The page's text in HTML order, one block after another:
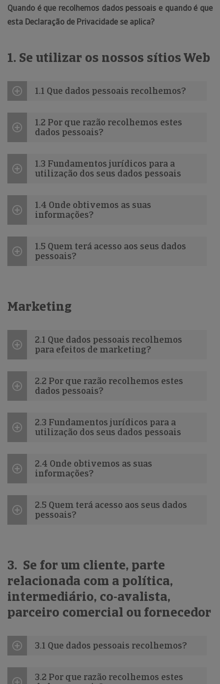
Quando é que recolhemos dados pessoais e quando é que
esta Declaração de Privacidade se aplica?
1. Se utilizar os nossos sítios Web
1.1 Que dados pessoais recolhemos?
1.2 Por que razão recolhemos estes
dados pessoais?
1.3 Fundamentos jurídicos para a
utilização dos seus dados pessoais
1.4 Onde obtivemos as suas
informações?
1.5 Quem terá acesso aos seus dados
pessoais?
Marketing
2.1 Que dados pessoais recolhemos
para efeitos de marketing?
2.2 Por que razão recolhemos estes
dados pessoais?
2.3 Fundamentos jurídicos para a
utilização dos seus dados pessoais
2.4 Onde obtivemos as suas
informações?
2.5 Quem terá acesso aos seus dados
pessoais?
3. Se for um cliente, parte
relacionada com a política,
intermediário, co-avalista,
parceiro comercial ou fornecedor
3.1 Que dados pessoais recolhemos?
3.2 Por que razão recolhemos estes